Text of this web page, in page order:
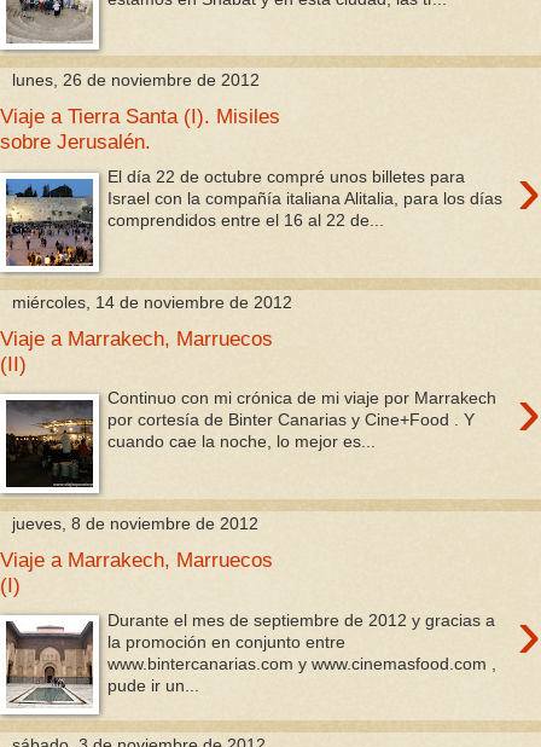
lunes, 26 de noviembre de 2012
Viaje a Tierra Santa (I). Misiles
sobre Jerusalén.
›
El día 22 de octubre compré unos billetes para
Israel con la compañía italiana Alitalia, para los días
comprendidos entre el 16 al 22 de...
miércoles, 14 de noviembre de 2012
Viaje a Marrakech, Marruecos
(II)
›
Continuo con mi crónica de mi viaje por Marrakech
por cortesía de Binter Canarias y Cine+Food . Y
cuando cae la noche, lo mejor es...
jueves, 8 de noviembre de 2012
Viaje a Marrakech, Marruecos
(I)
›
Durante el mes de septiembre de 2012 y gracias a
la promoción en conjunto entre
www.bintercanarias.com y www.cinemasfood.com ,
pude ir un...